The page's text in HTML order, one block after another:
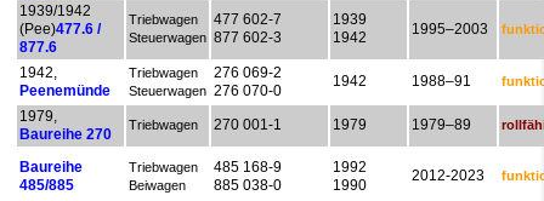
1939/1942
(Pee)477.6 /
877.6
Triebwagen
Steuerwagen
477 602-7
877 602-3
1939
1942
1995–2003
1942,
Peenemünde
Triebwagen
Steuerwagen
276 069-2
276 070-0
1942 1988–91
1979,
Baureihe 270
Triebwagen 270 001-1 1979 1979–89
Baureihe
485/885
Triebwagen
Beiwagen
485 168-9
885 038-0
1992
1990
2012-2023